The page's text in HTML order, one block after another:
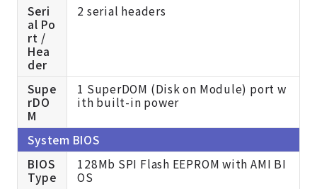
Seri
al Po
rt /
Hea
der
2 serial headers
Supe
rDO
M
1 SuperDOM (Disk on Module) port w
ith built-in power
System BIOS
BIOS
Type
128Mb SPI Flash EEPROM with AMI BI
OS